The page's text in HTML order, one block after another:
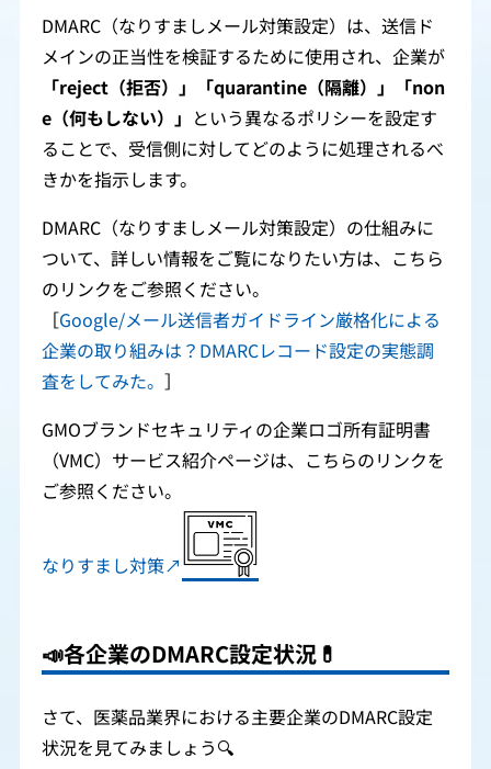
DMARC（なりすましメール対策設定）は、送信ド
メインの正当性を検証するために使用され、企業が
「reject（拒否）」「quarantine（隔離）」「non
e（何もしない）」 という異なるポリシーを設定す
ることで、受信側に対してどのように処理されるべ
きかを指示します。
DMARC（なりすましメール対策設定）の仕組みに
ついて、詳しい情報をご覧になりたい方は、こちら
のリンクをご参照ください。
［Google/メール送信者ガイドライン厳格化による
企業の取り組みは？DMARCレコード設定の実態調
査をしてみた。 ］
GMOブランドセキュリティの企業ロゴ所有証明書
（VMC）サービス紹介ページは、こちらのリンクを
ご参照ください。
なりすまし対策↗
📣各企業のDMARC設定状況💊
さて、医薬品業界における主要企業のDMARC設定
状況を見てみましょう🔍